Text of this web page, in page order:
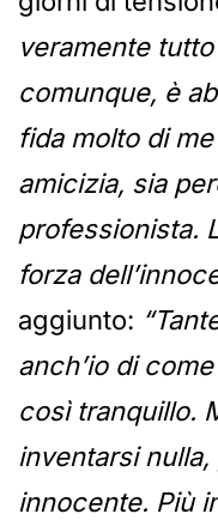
veramente
comunque, è
fida molto di
amicizia, sia
professionista.
forza
aggiunto:
anch’io di
così tranquillo.
inventarsi
innocente. Più